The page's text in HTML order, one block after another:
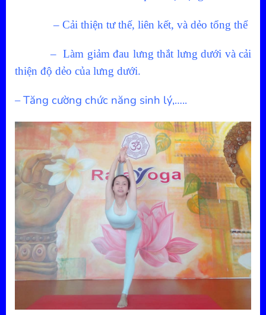
– Cải thiện tư thế, liên kết, và dẻo tổng thể
– Làm giảm đau lưng thắt lưng dưới và cải
thiện độ dẻo của lưng dưới.
– Tăng cường chức năng sinh lý,…..